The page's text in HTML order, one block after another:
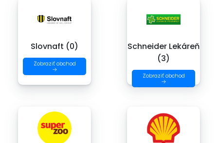
Slovnaft (0)
Zobraziť obchod
→
Schneider Lekáreň
(3)
Zobraziť obchod
→